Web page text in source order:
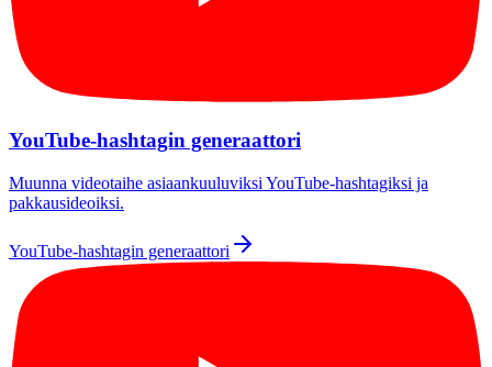
YouTube-hashtagin generaattori
Muunna videotaihe asiaankuuluviksi YouTube-hashtagiksi ja
pakkausideoiksi.
YouTube-hashtagin generaattori